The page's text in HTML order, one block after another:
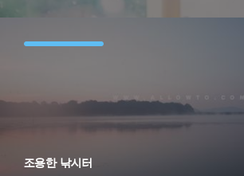
조용한 낚시터